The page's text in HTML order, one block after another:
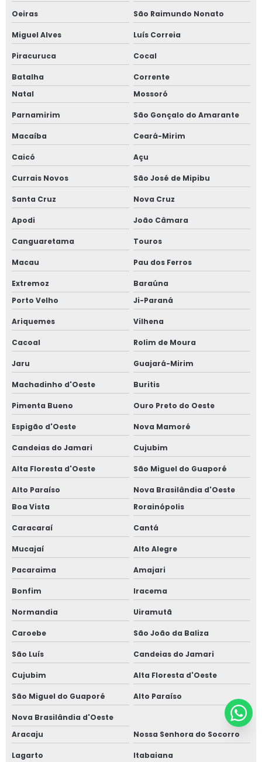
Oeiras São Raimundo Nonato
Miguel Alves Luís Correia
Piracuruca Cocal
Batalha
Corrente
Natal
Mossoró
Parnamirim São Gonçalo do Amarante
Macaíba Ceará-Mirim
Caicó Açu
Currais Novos São José de Mipibu
Santa Cruz Nova Cruz
Apodi João Câmara
Canguaretama Touros
Macau Pau dos Ferros
Extremoz
Baraúna
Porto Velho
Ji-Paraná
Ariquemes Vilhena
Cacoal Rolim de Moura
Jaru Guajará-Mirim
Machadinho d'Oeste Buritis
Pimenta Bueno Ouro Preto do Oeste
Espigão d'Oeste Nova Mamoré
Candeias do Jamari Cujubim
Alta Floresta d'Oeste São Miguel do Guaporé
Alto Paraíso
Nova Brasilândia d'Oeste
Boa Vista
Rorainópolis
Caracaraí Cantá
Mucajaí Alto Alegre
Pacaraima Amajari
Bonfim Iracema
Normandia Uiramutã
Caroebe São João da Baliza
São Luís Candeias do Jamari
Cujubim Alta Floresta d'Oeste
São Miguel do Guaporé Alto Paraíso
Nova Brasilândia d'Oeste
Aracaju
Nossa Senhora do Socorro
Lagarto Itabaiana